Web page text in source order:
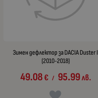
Зимен дефлектор за DACIA Duster I
(2010-2018)
49.08€ / 95.99лв.